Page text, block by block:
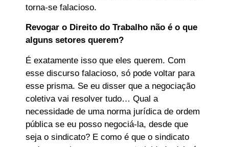
torna-se falacioso.
Revogar o Direito do Trabalho não é o que
alguns setores querem?
É exatamente isso que eles querem. Com
esse discurso falacioso, só pode voltar para
esse prisma. Se eu disser que a negociação
coletiva vai resolver tudo… Qual a
necessidade de uma norma jurídica de ordem
pública se eu posso negociá-la, desde que
seja o sindicato? E como é que o sindicato